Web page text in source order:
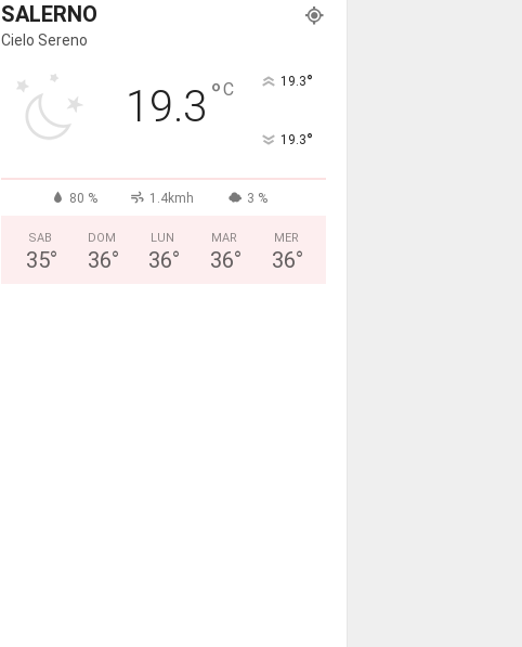
SALERNO
Cielo Sereno
19.3 °C 19.3°
19.3°
80 % 1.4kmh 3 %
SAB
35°
DOM
36°
LUN
36°
MAR
36°
MER
36°